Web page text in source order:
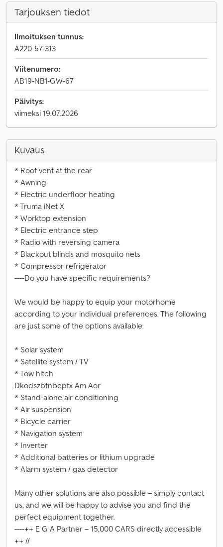
Tarjouksen tiedot
Ilmoituksen tunnus:
A220-57-313
Viitenumero:
AB19-NB1-GW-67
Päivitys:
viimeksi 19.07.2026
Kuvaus
* Roof vent at the rear
* Awning
* Electric underfloor heating
* Truma iNet X
* Worktop extension
* Electric entrance step
* Radio with reversing camera
* Blackout blinds and mosquito nets
* Compressor refrigerator
----Do you have specific requirements?
We would be happy to equip your motorhome
according to your individual preferences. The following
are just some of the options available:
* Solar system
* Satellite system / TV
* Tow hitch
Dkodszbfnbepfx Am Aor
* Stand-alone air conditioning
* Air suspension
* Bicycle carrier
* Navigation system
* Inverter
* Additional batteries or lithium upgrade
* Alarm system / gas detector
Many other solutions are also possible – simply contact
us, and we will be happy to advise you and find the
perfect equipment together.
----++ E G A Partner – 15,000 CARS directly accessible
++ //